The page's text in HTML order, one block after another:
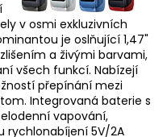
v osmi exkluzivních
je oslňující 1,47"
a živými barvami,
všech funkcí. Nabízejí
přepínání mezi
Integrovaná baterie s
vapování,
rychlonabíjení 5V/2A